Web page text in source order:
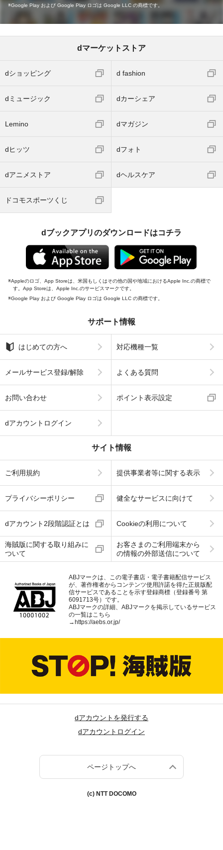
Google Play および Google Play ロゴは Google LLC の商標です。
dマーケットストア
dショッピング d fashion
dミュージック dカーシェア
Lemino dマガジン
dヒッツ dフォト
dアニメストア dヘルスケア
ドコモスポーツくじ
dブックアプリのダウンロードはコチラ
Appleのロゴ、App Storeは、米国もしくはその他の国や地域におけるApple Inc.の商標で
す。App Storeは、Apple Inc.のサービスマークです。
Google Play および Google Play ロゴは Google LLC の商標です。
サポート情報
はじめての方へ 対応機種一覧
メールサービス登録/解除 よくある質問
お問い合わせ ポイント表示設定
dアカウントログイン
サイト情報
ご利用規約 提供事業者等に関する表示
プライバシーポリシー 健全なサービスに向けて
dアカウント2段階認証とは Cookieの利用について
海賊版に関する取り組みに
ついて
お客さまのご利用端末から
の情報の外部送信について
ABJマークは、この電子書店・電子書籍配信サービス
が、著作権者からコンテンツ使用許諾を得た正規版配
信サービスであることを示す登録商標（登録番号 第
6091713号）です。
ABJマークの詳細、ABJマークを掲示しているサービス
の一覧はこちら
→ https://aebs.or.jp/
dアカウントを発行する
dアカウントログイン
ページトップへ
(c) NTT DOCOMO